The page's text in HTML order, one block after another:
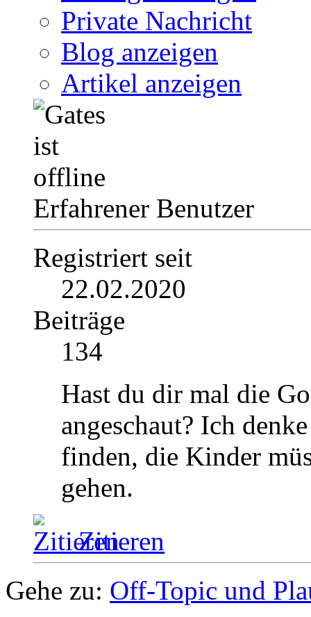
Private Nachricht
Blog anzeigen
Artikel anzeigen
Erfahrener Benutzer
Registriert seit
22.02.2020
Beiträge
134
Hast du dir mal die
angeschaut? Ich
finden, die Kinder
gehen.
Zitieren
Gehe zu: Off-Topic und